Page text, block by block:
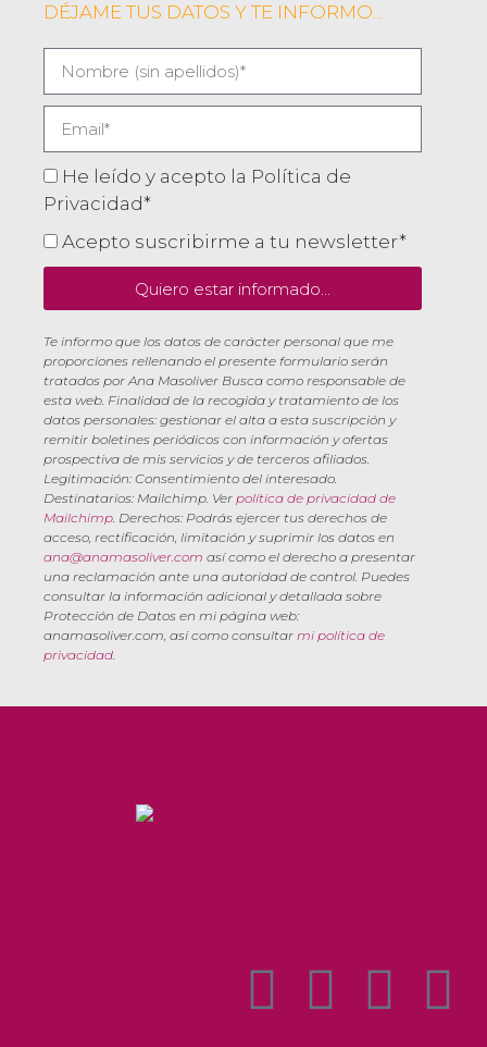
DÉJAME TUS DATOS Y TE INFORMO...
He leído y acepto la Política de
Privacidad*
Acepto suscribirme a tu newsletter*
Quiero estar informado...
Te informo que los datos de carácter personal que me
proporciones rellenando el presente formulario serán
tratados por Ana Masoliver Busca como responsable de
esta web. Finalidad de la recogida y tratamiento de los
datos personales: gestionar el alta a esta suscripción y
remitir boletines periódicos con información y ofertas
prospectiva de mis servicios y de terceros afiliados.
Legitimación: Consentimiento del interesado.
Destinatarios: Mailchimp. Ver política de privacidad de
Mailchimp. Derechos: Podrás ejercer tus derechos de
acceso, rectificación, limitación y suprimir los datos en
ana@anamasoliver.com así como el derecho a presentar
una reclamación ante una autoridad de control. Puedes
consultar la información adicional y detallada sobre
Protección de Datos en mi página web:
anamasoliver.com, así como consultar mi política de
privacidad.